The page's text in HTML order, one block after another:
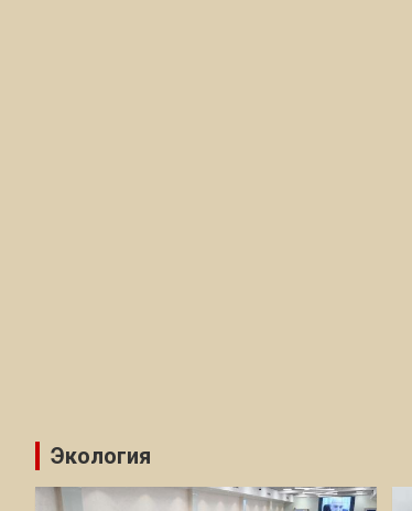
Экология